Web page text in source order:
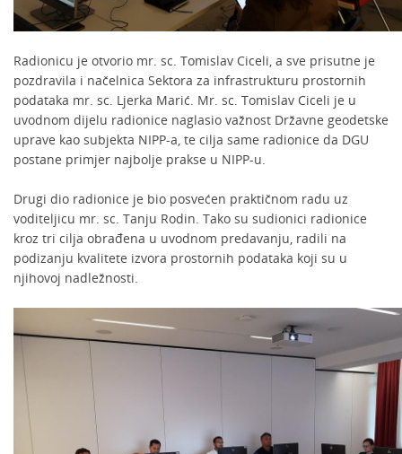
Radionicu je otvorio mr. sc. Tomislav Ciceli, a sve prisutne je
pozdravila i načelnica Sektora za infrastrukturu prostornih
podataka mr. sc. Ljerka Marić. Mr. sc. Tomislav Ciceli je u
uvodnom dijelu radionice naglasio važnost Državne geodetske
uprave kao subjekta NIPP-a, te cilja same radionice da DGU
postane primjer najbolje prakse u NIPP-u.
Drugi dio radionice je bio posvećen praktičnom radu uz
voditeljicu mr. sc. Tanju Rodin. Tako su sudionici radionice
kroz tri cilja obrađena u uvodnom predavanju, radili na
podizanju kvalitete izvora prostornih podataka koji su u
njihovoj nadležnosti.